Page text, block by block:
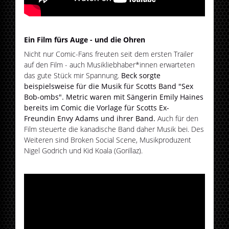
Ein Film fürs Auge - und die Ohren
Nicht nur Comic-Fans freuten seit dem ersten Trailer
auf den Film - auch Musikliebhaber*innen erwarteten
das gute Stück mir Spannung. Beck sorgte
beispielsweise für die Musik für Scotts Band "Sex
Bob-ombs". Metric waren mit Sängerin Emily Haines
bereits im Comic die Vorlage für Scotts Ex-
Freundin Envy Adams und ihrer Band. Auch für den
Film steuerte die kanadische Band daher Musik bei. Des
Weiteren sind Broken Social Scene, Musikproduzent
Nigel Godrich und Kid Koala (Gorillaz).